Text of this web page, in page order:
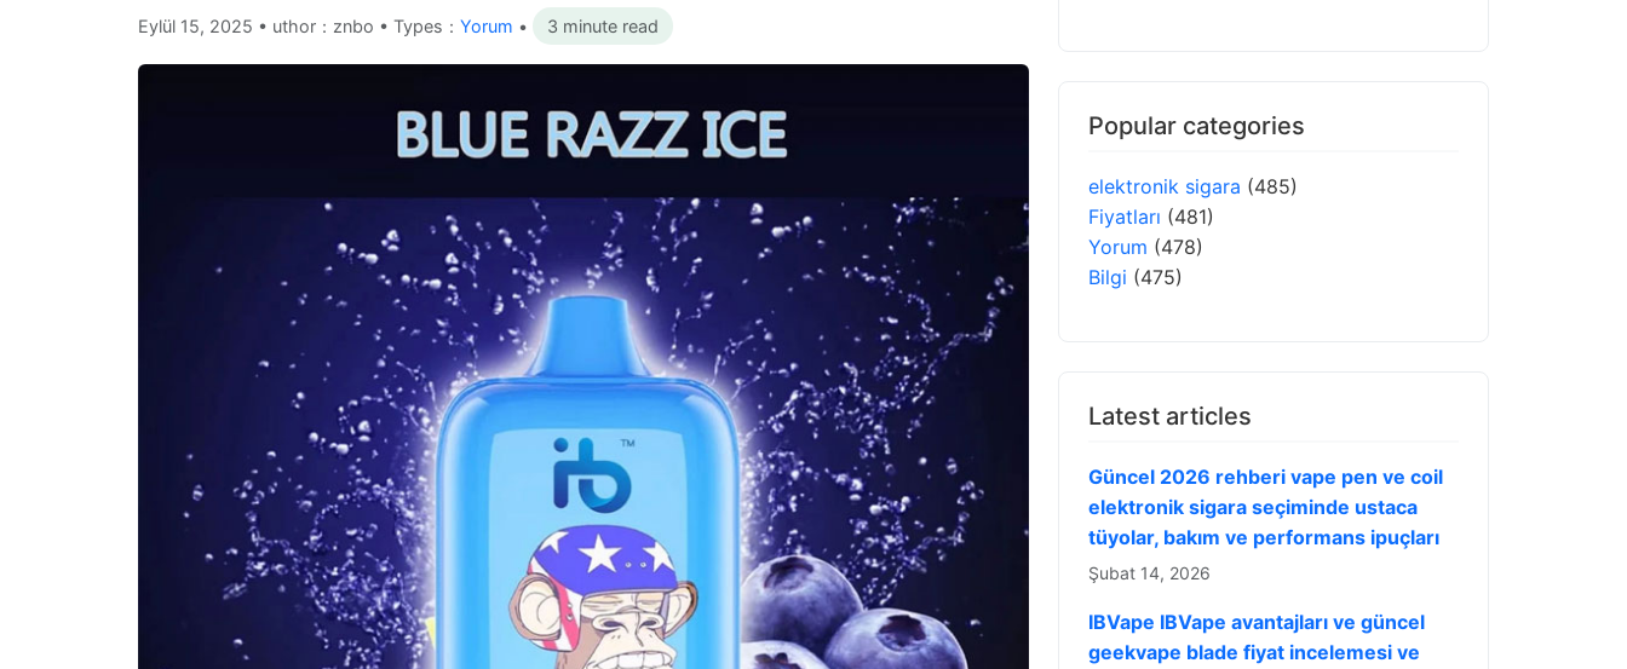
Eylül 15, 2025 • uthor：znbo • Types： Yorum • 3 minute read
Popular categories
elektronik sigara (485)
Fiyatları (481)
Yorum (478)
Bilgi (475)
Latest articles
Güncel 2026 rehberi vape pen ve coil
elektronik sigara seçiminde ustaca
tüyolar, bakım ve performans ipuçları
Şubat 14, 2026
IBVape IBVape avantajları ve güncel
geekvape blade fiyat incelemesi ve